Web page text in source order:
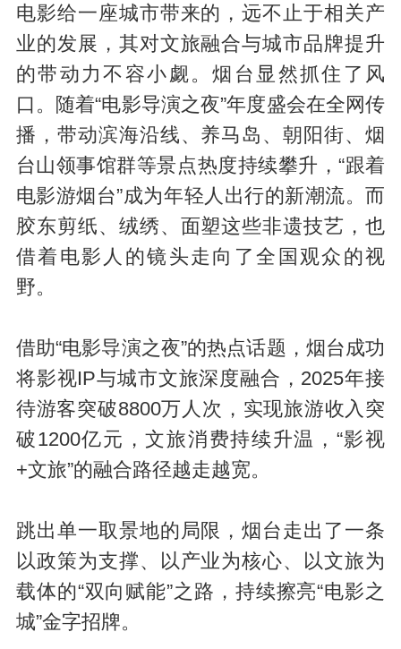
电影给一座城市带来的，远不止于相关产
业的发展，其对文旅融合与城市品牌提升
的带动力不容小觑。烟台显然抓住了风
口。随着“电影导演之夜”年度盛会在全网传
播，带动滨海沿线、养马岛、朝阳街、烟
台山领事馆群等景点热度持续攀升，“跟着
电影游烟台”成为年轻人出行的新潮流。而
胶东剪纸、绒绣、面塑这些非遗技艺，也
借着电影人的镜头走向了全国观众的视
野。
借助“电影导演之夜”的热点话题，烟台成功
将影视IP与城市文旅深度融合，2025年接
待游客突破8800万人次，实现旅游收入突
破1200亿元，文旅消费持续升温，“影视
+文旅”的融合路径越走越宽。
跳出单一取景地的局限，烟台走出了一条
以政策为支撑、以产业为核心、以文旅为
载体的“双向赋能”之路，持续擦亮“电影之
城”金字招牌。